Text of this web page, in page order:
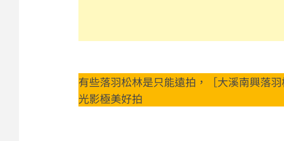
有些落羽松林是只能遠拍，［大溪南興落
光影極美好拍